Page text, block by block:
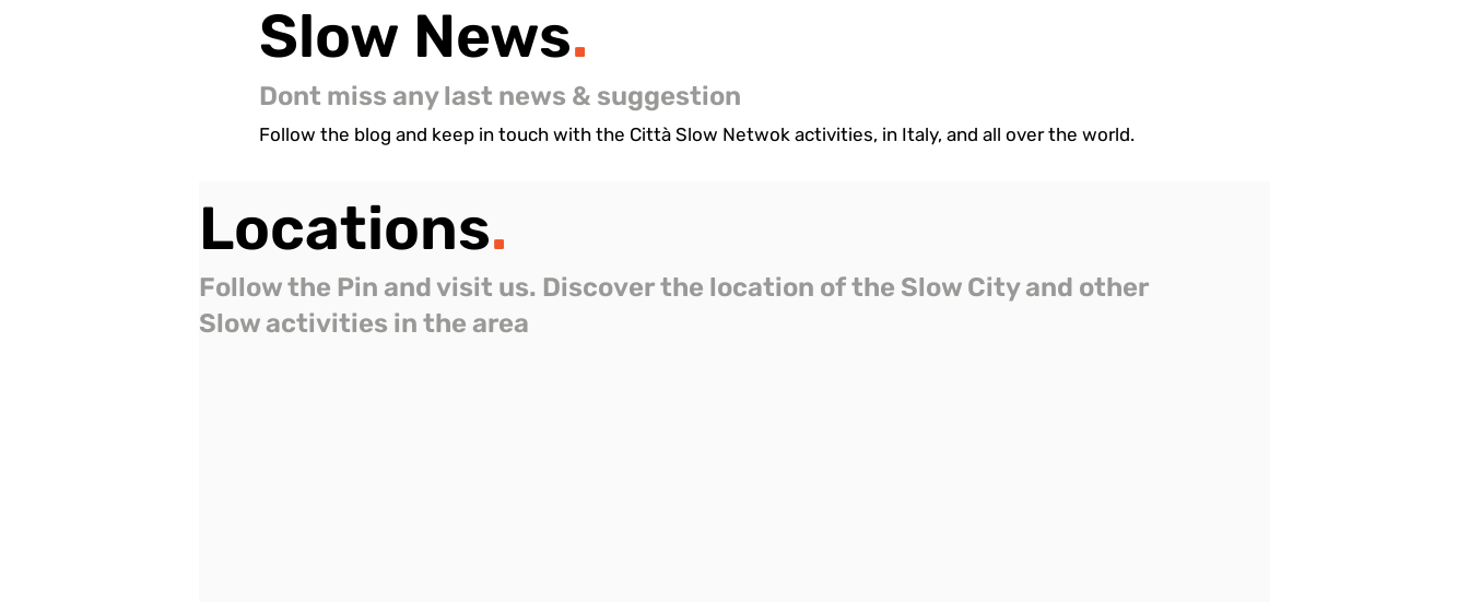
Slow News.
Dont miss any last news & suggestion
Follow the blog and keep in touch with the Città Slow Netwok activities, in Italy, and all over the world.
Locations.
Follow the Pin and visit us. Discover the location of the Slow City and other
Slow activities in the area